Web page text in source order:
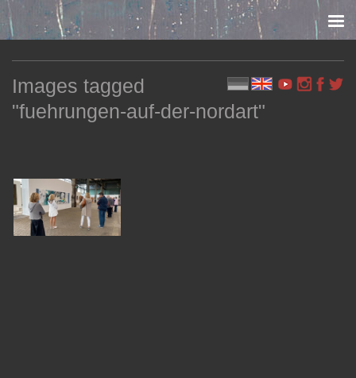
Skip to content
Images tagged
"fuehrungen-auf-der-nordart"